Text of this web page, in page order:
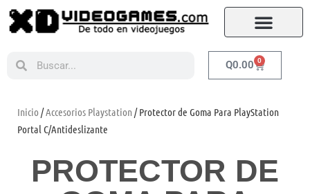
Q0.00 0
Inicio /Accesorios Playstation / Protector de Goma Para PlayStation
Portal C/Antideslizante
PROTECTOR DE